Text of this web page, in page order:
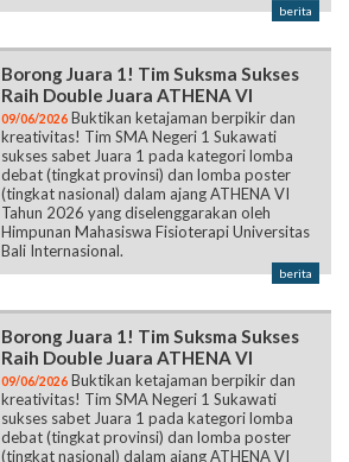
berita
Borong Juara 1! Tim Suksma Sukses
Raih Double Juara ATHENA VI
09/06/2026 Buktikan ketajaman berpikir dan
kreativitas! Tim SMA Negeri 1 Sukawati
sukses sabet Juara 1 pada kategori lomba
debat (tingkat provinsi) dan lomba poster
(tingkat nasional) dalam ajang ATHENA VI
Tahun 2026 yang diselenggarakan oleh
Himpunan Mahasiswa Fisioterapi Universitas
Bali Internasional.
berita
Borong Juara 1! Tim Suksma Sukses
Raih Double Juara ATHENA VI
09/06/2026 Buktikan ketajaman berpikir dan
kreativitas! Tim SMA Negeri 1 Sukawati
sukses sabet Juara 1 pada kategori lomba
debat (tingkat provinsi) dan lomba poster
(tingkat nasional) dalam ajang ATHENA VI